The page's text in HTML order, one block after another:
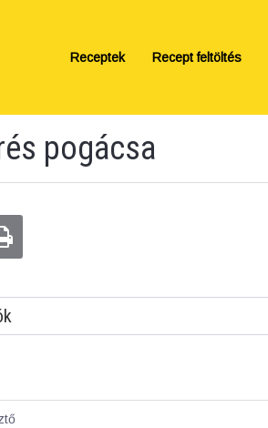
Receptek Recept feltöltés
pogácsa